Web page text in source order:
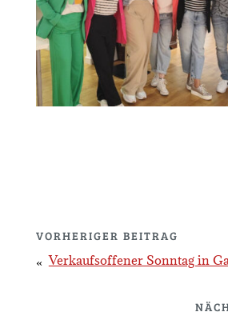
VORHERIGER BEITRAG
Verkaufsoffener Sonntag in